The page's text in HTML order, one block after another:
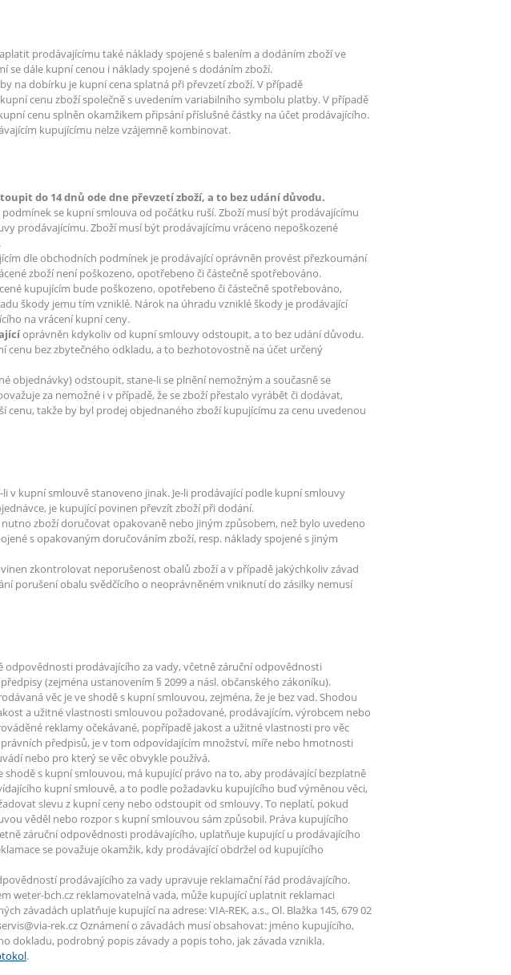
prodávajícímu také náklady spojené s balením a dodáním zboží ve
se dále kupní cenou i náklady spojené s dodáním zboží.
na dobírku je kupní cena splatná při převzetí zboží. V případě
cenu zboží společně s uvedením variabilního symbolu platby. V případě
cenu splněn okamžikem připsání příslušné částky na účet prodávajícího.
kupujícímu nelze vzájemně kombinovat.
do 14 dnů ode dne převzetí zboží, a to bez udání důvodu.
se kupní smlouva od počátku ruší. Zboží musí být prodávajícímu
prodávajícímu. Zboží musí být prodávajícímu vráceno nepoškozené
dle obchodních podmínek je prodávající oprávněn provést přezkoumání
zboží není poškozeno, opotřebeno či částečně spotřebováno.
kupujícím bude poškozeno, opotřebeno či částečně spotřebováno,
škody jemu tím vzniklé. Nárok na úhradu vzniklé škody je prodávající
na vrácení kupní ceny.
oprávněn kdykoliv od kupní smlouvy odstoupit, a to bez udání důvodu.
bez zbytečného odkladu, a to bezhotovostně na účet určený
objednávky) odstoupit, stane-li se plnění nemožným a současně se
za nemožné i v případě, že se zboží přestalo vyrábět či dodávat,
cenu, takže by byl prodej objednaného zboží kupujícímu za cenu uvedenou
v kupní smlouvě stanoveno jinak. Je-li prodávající podle kupní smlouvy
je kupující povinen převzít zboží při dodání.
zboží doručovat opakovaně nebo jiným způsobem, než bylo uvedeno
s opakovaným doručováním zboží, resp. náklady spojené s jiným
zkontrolovat neporušenost obalů zboží a v případě jakýchkoliv závad
porušení obalu svědčícího o neoprávněném vniknutí do zásilky nemusí
odpovědnosti prodávajícího za vady, včetně záruční odpovědnosti
(zejména ustanovením § 2099 a násl. občanského zákoníku).
věc je ve shodě s kupní smlouvou, zejména, že je bez vad. Shodou
a užitné vlastnosti smlouvou požadované, prodávajícím, výrobcem nebo
reklamy očekávané, popřípadě jakost a užitné vlastnosti pro věc
předpisů, je v tom odpovídajícím množství, míře nebo hmotnosti
nebo pro který se věc obvykle používá.
shodě s kupní smlouvou, má kupující právo na to, aby prodávající bezplatně
kupní smlouvě, a to podle požadavku kupujícího buď výměnou věci,
slevu z kupní ceny nebo odstoupit od smlouvy. To neplatí, pokud
věděl nebo rozpor s kupní smlouvou sám způsobil. Práva kupujícího
záruční odpovědnosti prodávajícího, uplatňuje kupující u prodávajícího
se považuje okamžik, kdy prodávající obdržel od kupujícího
prodávajícího za vady upravuje reklamační řád prodávajícího.
weter-bch.cz reklamovatelná vada, může kupující uplatnit reklamaci
závadách uplatňuje kupující na adrese: VIA-REK, a.s., Ol. Blažka 145, 679 02
rek.cz Oznámení o závadách musí obsahovat: jméno kupujícího,
dokladu, podrobný popis závady a popis toho, jak závada vznikla.
.